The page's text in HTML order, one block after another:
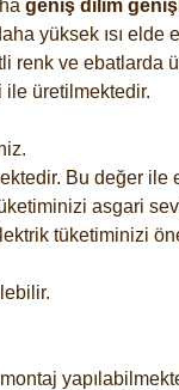
geniş dilim
yüksek ısı elde
renk ve ebatlarda
üretilmektedir.
Bu değer ile
asgari
tüketiminizi